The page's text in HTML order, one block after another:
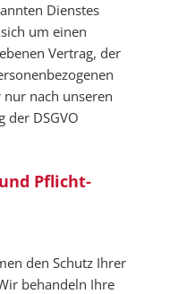
Dienstes
um einen
Vertrag, der
nach unseren
der DSGVO
Pflicht­
den Schutz Ihrer
behandeln Ihre